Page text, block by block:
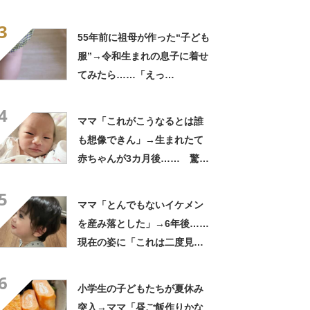
55年前に祖母が作った“子ども
服”→令和生まれの息子に着せ
てみたら……「えっ
ママ「これがこうなるとは誰
も想像できん」→生まれたて
赤ちゃんが3カ月後…… 驚き
ママ「とんでもないイケメン
を産み落とした」→6年後……
現在の姿に「これは二度見す
小学生の子どもたちが夏休み
突入→ママ「昼ご飯作りかな